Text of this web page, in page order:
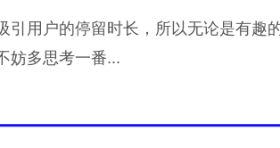
引用户的停留时长，所以无论是有趣
妨多思考一番...